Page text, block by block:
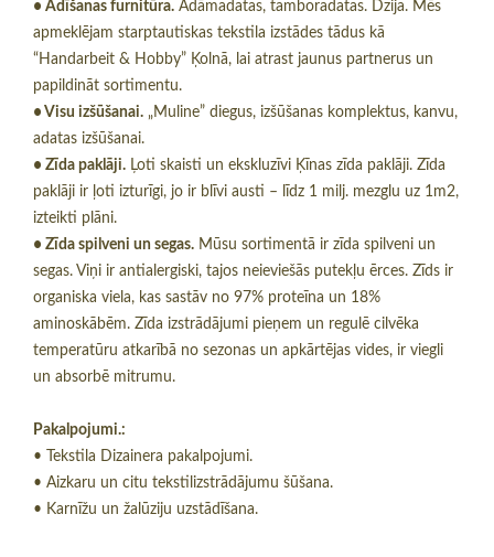
• Adīšanas furnitūra. Adāmadatas, tamboradatas. Dzija. Mēs
apmeklējam starptautiskas tekstila izstādes tādus kā
“Handarbeit & Hobby” Ķolnā, lai atrast jaunus partnerus un
papildināt sortimentu.
• Visu izšūšanai. „Muline” diegus, izšūšanas komplektus, kanvu,
adatas izšūšanai.
• Zīda paklāji. Ļoti skaisti un ekskluzīvi Ķīnas zīda paklāji. Zīda
paklāji ir ļoti izturīgi, jo ir blīvi austi – līdz 1 milj. mezglu uz 1m2,
izteikti plāni.
• Zīda spilveni un segas. Mūsu sortimentā ir zīda spilveni un
segas. Viņi ir antialergiski, tajos neieviešās putekļu ērces. Zīds ir
organiska viela, kas sastāv no 97% proteīna un 18%
aminoskābēm. Zīda izstrādājumi pieņem un regulē cilvēka
temperatūru atkarībā no sezonas un apkārtējas vides, ir viegli
un absorbē mitrumu.
Pakalpojumi.:
• Tekstila Dizainera pakalpojumi.
• Aizkaru un citu tekstilizstrādājumu šūšana.
• Karnīžu un žalūziju uzstādīšana.